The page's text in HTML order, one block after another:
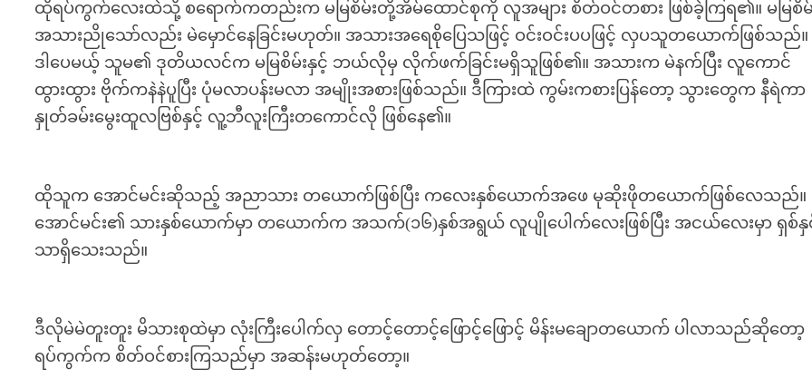
ထိုရပ်ကွက်လေးထဲသို့ စရောက်ကတည်းက မမြစိမ်းတို့အိမ်ထောင်စုကို လူအများ စိတ်ဝင်တစား ဖြစ်ခဲ့ကြရ၏။ မမြစိ
အသားညိုသော်လည်း မဲမှောင်နေခြင်းမဟုတ်။ အသားအရေစိုပြေသဖြင့် ဝင်းဝင်းပပဖြင့် လှပသူတယောက်ဖြစ်သည်။
ဒါပေမယ့် သူမ၏ ဒုတိယလင်က မမြစိမ်းနှင့် ဘယ်လိုမှ လိုက်ဖက်ခြင်းမရှိသူဖြစ်၏။ အသားက မဲနက်ပြီး လူကောင်
ထွားထွား ဗိုက်ကနဲနဲပူပြီး ပုံမလာပန်းမလာ အမျိုးအစားဖြစ်သည်။ ဒီကြားထဲ ကွမ်းကစားပြန်တော့ သွားတွေက နီရဲကာ
နှုတ်ခမ်းမွေးထူလဗြစ်နှင့် လူ့ဘီလူးကြီးတကောင်လို ဖြစ်နေ၏။
ထိုသူက အောင်မင်းဆိုသည့် အညာသား တယောက်ဖြစ်ပြီး ကလေးနှစ်ယောက်အဖေ မုဆိုးဖိုတယောက်ဖြစ်လေသည်။
အောင်မင်း၏ သားနှစ်ယောက်မှာ တယောက်က အသက်(၁၆)နှစ်အရွယ် လူပျိုပေါက်လေးဖြစ်ပြီး အငယ်လေးမှာ ရှစ်နှ
သာရှိသေးသည်။
ဒီလိုမဲမဲတူးတူး မိသားစုထဲမှာ လုံးကြီးပေါက်လှ တောင့်တောင့်ဖြောင့်ဖြောင့် မိန်းမချောတယောက် ပါလာသည်ဆိုတော့
ရပ်ကွက်က စိတ်ဝင်စားကြသည်မှာ အဆန်းမဟုတ်တော့။